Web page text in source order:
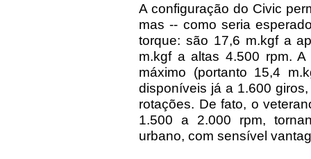
A configuração do Civic
mas -- como seria
torque: são 17,6 m.kgf a
m.kgf a altas 4.500 rpm.
máximo (portanto 15,4
disponíveis já a 1.600
rotações. De fato, o
1.500 a 2.000 rpm,
urbano, com sensível